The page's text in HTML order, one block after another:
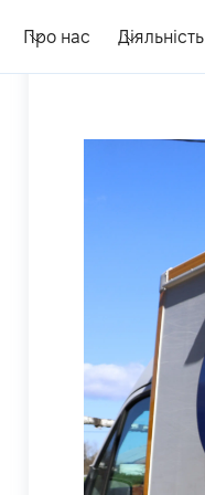
Про нас Діяльність